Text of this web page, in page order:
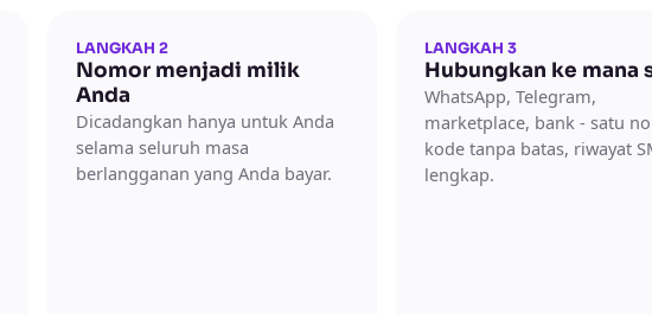
LANGKAH 2
Nomor menjadi milik
Anda
Dicadangkan hanya untuk Anda
selama seluruh masa
berlangganan yang Anda bayar.
LANGKAH 3
Hubungkan ke mana
WhatsApp, Telegram,
marketplace, bank - satu
kode tanpa batas, riwayat
lengkap.